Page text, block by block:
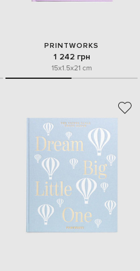
PRINTWORKS
1 242 грн
15x1.5x21 cm